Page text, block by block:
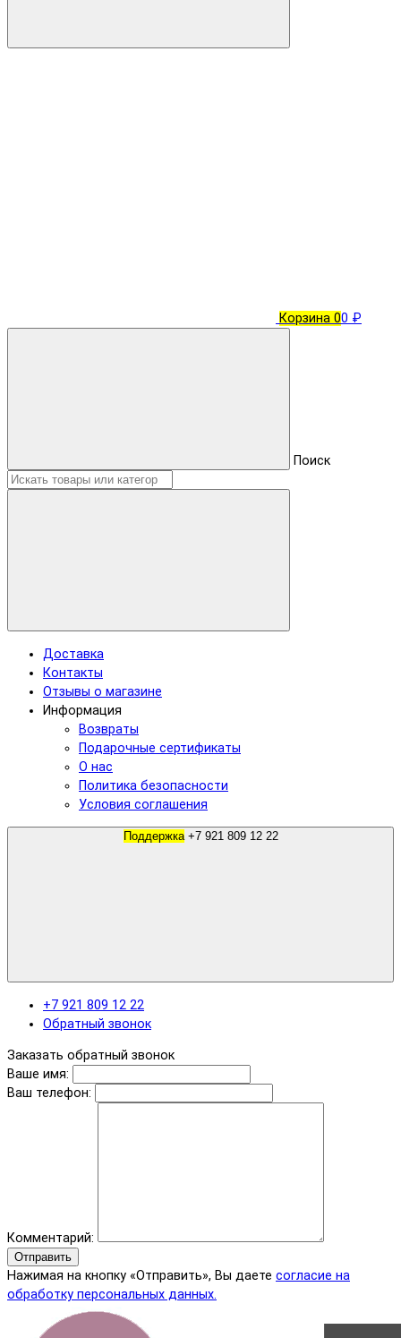
Корзина 00 ₽
Поиск
Доставка
Контакты
Отзывы о магазине
Информация
Возвраты
Подарочные сертификаты
О нас
Политика безопасности
Условия соглашения
Поддержка +7 921 809 12 22
+7 921 809 12 22
Обратный звонок
Заказать обратный звонок
Ваше имя:
Ваш телефон:
Комментарий:
Отправить
Нажимая на кнопку «Отправить», Вы даете согласие на
обработку персональных данных.